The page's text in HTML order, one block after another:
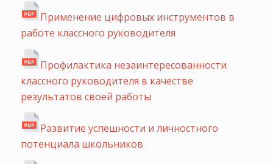
Применение цифровых инструментов в
работе классного руководителя
Профилактика незаинтересованности
классного руководителя в качестве
результатов своей работы
Развитие успешности и личностного
потенциала школьников